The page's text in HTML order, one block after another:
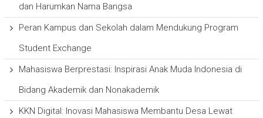
dan Harumkan Nama Bangsa
Peran Kampus dan Sekolah dalam Mendukung Program
Student Exchange
Mahasiswa Berprestasi: Inspirasi Anak Muda Indonesia di
Bidang Akademik dan Nonakademik
KKN Digital: Inovasi Mahasiswa Membantu Desa Lewat